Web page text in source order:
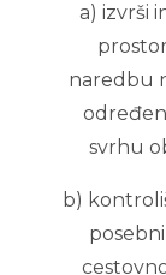
a) izvrši
naredbu
svrhu
b)